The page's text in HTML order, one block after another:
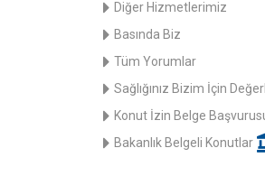
Diğer Hizmetlerimiz
Basında Biz
Tüm Yorumlar
Sağlığınız Bizim İçin
Konut İzin Belge
Bakanlık Belgeli Konutlar